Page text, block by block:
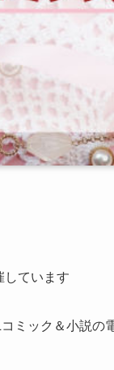
しています
ミック＆小説の